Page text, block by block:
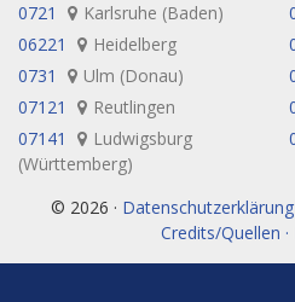
0721
Karlsruhe (Baden)
06221
Heidelberg
0731
Ulm (Donau)
07121
Reutlingen
07141
Ludwigsburg
(Württemberg)
© 2026 ·
Credits/Quellen